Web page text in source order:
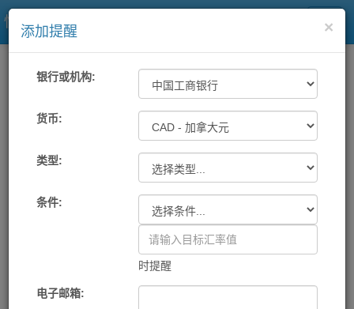
快易理财网
一站式汇率 工具 汇率提醒
各大银行及中国银联汇率提醒
机构 提醒条件 提醒方式 删除
×
添加提醒
银行或机构:
货币:
类型:
条件:
时提醒
电子邮箱: